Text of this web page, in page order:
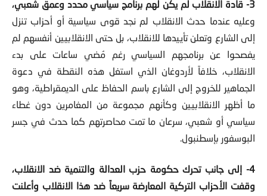
3- قادة الانقلاب لم يكن لهم برنامج سياسي محدد وعمق شعبي،
وعليه عندما حدث الانقلاب لم نجد قوى سياسية أو أحزاب تنزل
إلى الشارع وتعلن تأييدها للانقلاب، بل حتى الانقلابيين أنفسهم لم
يفصحوا عن برنامجهم السياسي رغم مُضي ساعات على بدء
الانقلاب، خلافاً لأردوغان الذي استغل هذه النقطة في دعوة
الجماهير للخروج إلى الشارع باسم الحفاظ على الديمقراطية، وهو
ما أظهر الانقلابيين وكأنهم مجموعة من المغامرين دون غطاء
سياسي أو شعبي، سرعان ما تمت محاصرتهم كما حدث في جسر
البوسفور بإسطنبول.
4- إلى جانب تحرك حكومة حزب العدالة والتنمية ضد الانقلاب،
وقفت الأحزاب التركية المعارضة سريعاً ضد هذا الانقلاب وأعلنت